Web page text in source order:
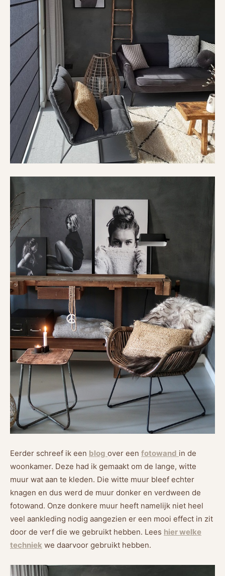
Eerder schreef ik een blog over een fotowand in de
woonkamer. Deze had ik gemaakt om de lange, witte
muur wat aan te kleden. Die witte muur bleef echter
knagen en dus werd de muur donker en verdween de
fotowand. Onze donkere muur heeft namelijk niet heel
veel aankleding nodig aangezien er een mooi effect in zit
door de verf die we gebruikt hebben. Lees hier welke
techniek we daarvoor gebruikt hebben.